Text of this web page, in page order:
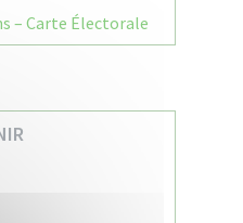
– Carte Électorale